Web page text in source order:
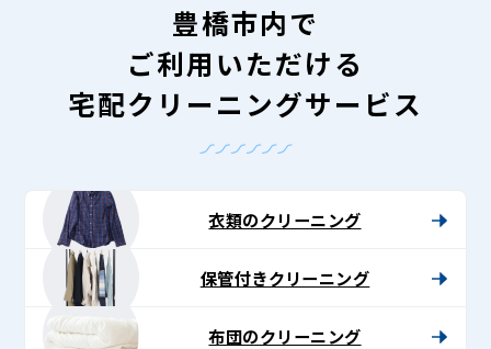
豊橋市内で
ご利用いただける
宅配クリーニングサービス
衣類のクリーニング
保管付きクリーニング
布団のクリーニング